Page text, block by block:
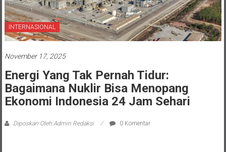
INTERNASIONAL
November 17, 2025
Energi Yang Tak Pernah Tidur:
Bagaimana Nuklir Bisa Menopang
Ekonomi Indonesia 24 Jam Sehari
Diposkan Oleh:Admin Redaksi 0 Komentar